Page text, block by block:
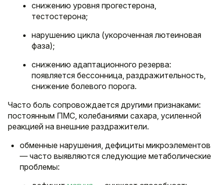
снижению уровня прогестерона,
тестостерона;
нарушению цикла (укороченная лютеиновая
фаза);
снижению адаптационного резерва:
появляется бессонница, раздражительность,
снижение болевого порога.
Часто боль сопровождается другими признаками:
постоянным ПМС, колебаниями сахара, усиленной
реакцией на внешние раздражители.
обменные нарушения, дефициты микроэлементов
— часто выявляются следующие метаболические
проблемы: